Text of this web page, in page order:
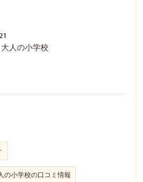
人の小学校
の小学校の口コミ情報